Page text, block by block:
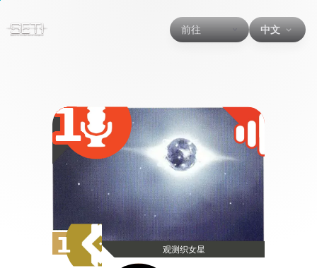
前往 中文
1
观测织女星
1